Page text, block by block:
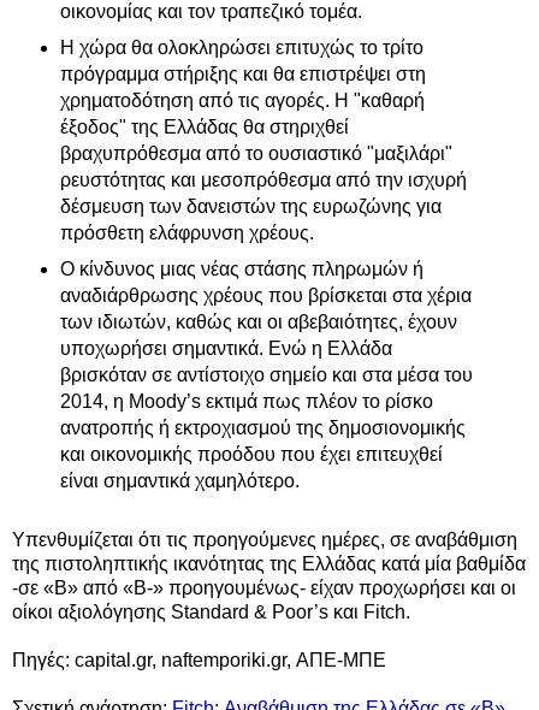
οικονομίας και τον τραπεζικό τομέα.
Η χώρα θα ολοκληρώσει επιτυχώς το τρίτο
πρόγραμμα στήριξης και θα επιστρέψει στη
χρηματοδότηση από τις αγορές. Η "καθαρή
έξοδος" της Ελλάδας θα στηριχθεί
βραχυπρόθεσμα από το ουσιαστικό "μαξιλάρι"
ρευστότητας και μεσοπρόθεσμα από την ισχυρή
δέσμευση των δανειστών της ευρωζώνης για
πρόσθετη ελάφρυνση χρέους.
Ο κίνδυνος μιας νέας στάσης πληρωμών ή
αναδιάρθρωσης χρέους που βρίσκεται στα χέρια
των ιδιωτών, καθώς και οι αβεβαιότητες, έχουν
υποχωρήσει σημαντικά. Ενώ η Ελλάδα
βρισκόταν σε αντίστοιχο σημείο και στα μέσα του
2014, η Moody’s εκτιμά πως πλέον το ρίσκο
ανατροπής ή εκτροχιασμού της δημοσιονομικής
και οικονομικής προόδου που έχει επιτευχθεί
είναι σημαντικά χαμηλότερο.
Υπενθυμίζεται ότι τις προηγούμενες ημέρες, σε αναβάθμιση
της πιστοληπτικής ικανότητας της Ελλάδας κατά μία βαθμίδα
-σε «Β» από «B-» προηγουμένως- είχαν προχωρήσει και οι
οίκοι αξιολόγησης Standard & Poor’s και Fitch.
Πηγές: capital.gr, naftemporiki.gr, ΑΠΕ-ΜΠΕ